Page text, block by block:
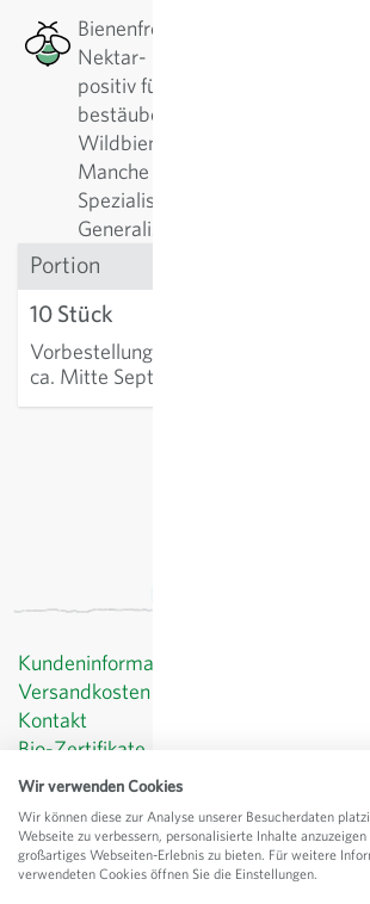
Bienenfreundlich: Diese Pflanze
Nektar- bzw. Pollenangebot,
positiv für Bienen, Wildbienen
bestäubende Insekten ist. Es gibt
Wildbienen über 500
Manche Pflanzen werden am
Spezialisten angeflogen, manche
Generalisten.
Portion
10 Stück
Vorbestellung
ca. Mitte September
Kundeninformationen
Versandkosten
Kontakt
Bio-Zertifikate
Datenschutz
AGB
Impressum
Wir verwenden Cookies
Wir können diese zur Analyse unserer Besucherdaten
Webseite zu verbessern, personalisierte Inhalte anzuzeigen
großartiges Webseiten-Erlebnis zu bieten. Für weitere
verwendeten Cookies öffnen Sie die Einstellungen.